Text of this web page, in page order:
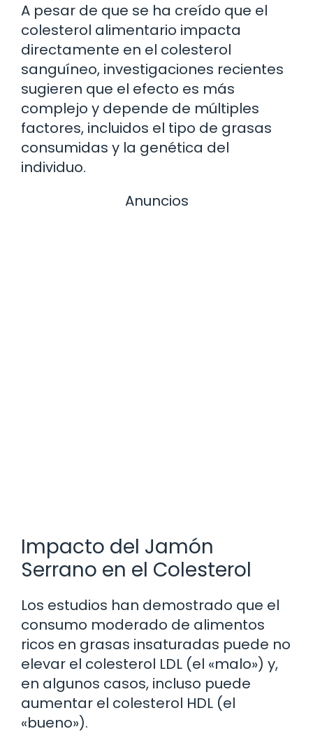
A pesar de que se ha creído que el
colesterol alimentario impacta
directamente en el colesterol
sanguíneo, investigaciones recientes
sugieren que el efecto es más
complejo y depende de múltiples
factores, incluidos el tipo de grasas
consumidas y la genética del
individuo.
Anuncios
Impacto del Jamón
Serrano en el Colesterol
Los estudios han demostrado que el
consumo moderado de alimentos
ricos en grasas insaturadas puede no
elevar el colesterol LDL (el «malo») y,
en algunos casos, incluso puede
aumentar el colesterol HDL (el
«bueno»).